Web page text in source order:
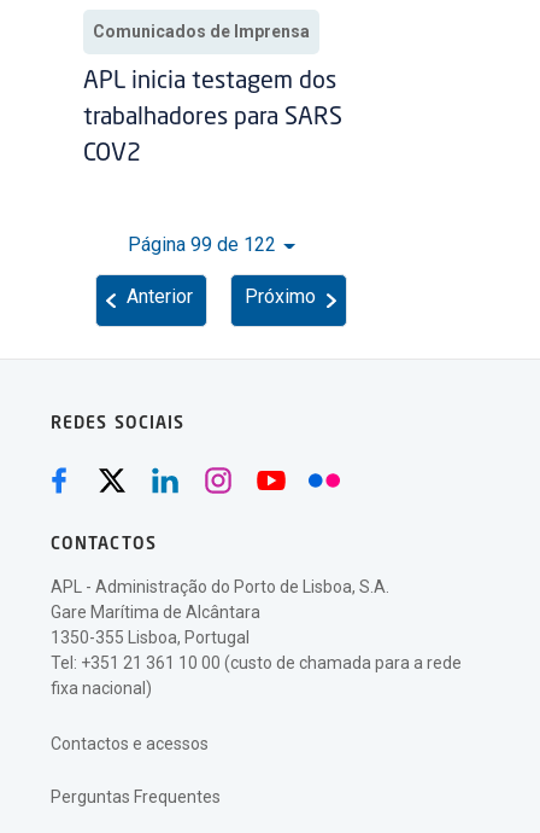
Comunicados de Imprensa
APL inicia testagem dos
trabalhadores para SARS
COV2
Página 99 de 122
Anterior Próximo
REDES SOCIAIS
CONTACTOS
APL - Administração do Porto de Lisboa, S.A.
Gare Marítima de Alcântara
1350-355 Lisboa, Portugal
Tel: +351 21 361 10 00 (custo de chamada para a rede
fixa nacional)
Contactos e acessos
Perguntas Frequentes